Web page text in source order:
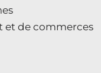
et de commerces